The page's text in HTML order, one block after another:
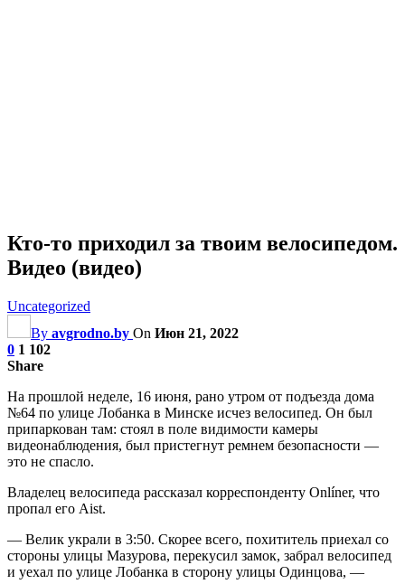
Кто-то приходил за твоим велосипедом.
Видео (видео)
Uncategorized
By avgrodno.by On Июн 21, 2022
0 1 102
Share
На прошлой неделе, 16 июня, рано утром от подъезда дома
№64 по улице Лобанка в Минске исчез велосипед. Он был
припаркован там: стоял в поле видимости камеры
видеонаблюдения, был пристегнут ремнем безопасности —
это не спасло.
Владелец велосипеда рассказал корреспонденту Onlíner, что
пропал его Aist.
— Велик украли в 3:50. Скорее всего, похититель приехал со
стороны улицы Мазурова, перекусил замок, забрал велосипед
и уехал по улице Лобанка в сторону улицы Одинцова, —